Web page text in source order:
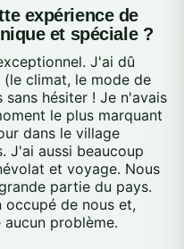
expérience de
et spéciale ?
J'ai dû
climat, le mode de
hésiter ! Je n'avais
le plus marquant
dans le village
J'ai aussi beaucoup
et voyage. Nous
partie du pays.
de nous et,
problème.